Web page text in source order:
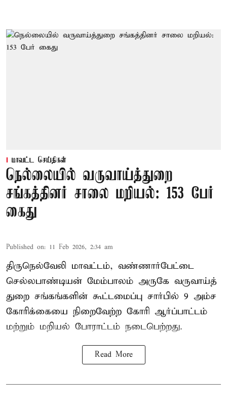
மாவட்ட செய்திகள்
நெல்லையில் வருவாய்த்துறை
சங்கத்தினர் சாலை மறியல்: 153 பேர்
கைது
Published on: 11 Feb 2026, 2:34 am
திருநெல்வேலி மாவட்டம், வண்ணார்பேட்டை
செல்லபாண்டியன் மேம்பாலம் அருகே வருவாய்த்
துறை சங்கங்களின் கூட்டமைப்பு சார்பில் 9 அம்ச
கோரிக்கையை நிறைவேற்ற கோரி ஆர்ப்பாட்டம்
மற்றும் மறியல் போராட்டம் நடைபெற்றது.
Read More